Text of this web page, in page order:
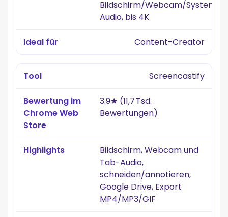
Bildschirm/Webcam/System-
Audio, bis 4K
Content-Creator
Screencastify
3.9★ (11,7 Tsd.
Bewertungen)
Bildschirm, Webcam und
Tab-Audio,
schneiden/annotieren,
Google Drive, Export
MP4/MP3/GIF